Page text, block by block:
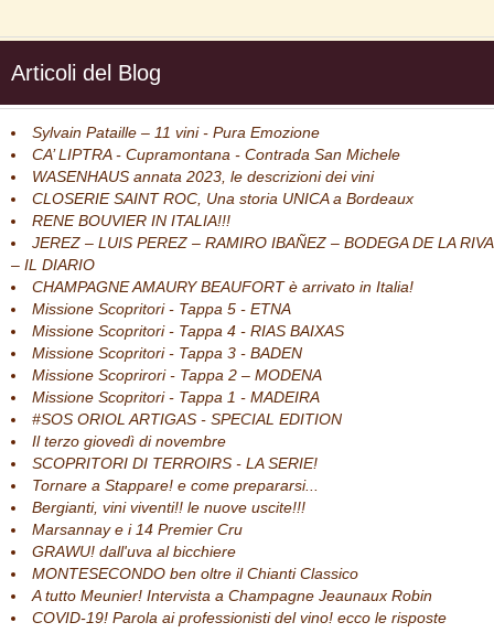
Articoli del Blog
Sylvain Pataille – 11 vini - Pura Emozione
CA’ LIPTRA - Cupramontana - Contrada San Michele
WASENHAUS annata 2023, le descrizioni dei vini
CLOSERIE SAINT ROC, Una storia UNICA a Bordeaux
RENE BOUVIER IN ITALIA!!!
JEREZ – LUIS PEREZ – RAMIRO IBAÑEZ – BODEGA DE LA RIVA
– IL DIARIO
CHAMPAGNE AMAURY BEAUFORT è arrivato in Italia!
Missione Scopritori - Tappa 5 - ETNA
Missione Scopritori - Tappa 4 - RIAS BAIXAS
Missione Scopritori - Tappa 3 - BADEN
Missione Scoprirori - Tappa 2 – MODENA
Missione Scopritori - Tappa 1 - MADEIRA
#SOS ORIOL ARTIGAS - SPECIAL EDITION
Il terzo giovedì di novembre
SCOPRITORI DI TERROIRS - LA SERIE!
Tornare a Stappare! e come prepararsi...
Bergianti, vini viventi!! le nuove uscite!!!
Marsannay e i 14 Premier Cru
GRAWU! dall'uva al bicchiere
MONTESECONDO ben oltre il Chianti Classico
A tutto Meunier! Intervista a Champagne Jeaunaux Robin
COVID-19! Parola ai professionisti del vino! ecco le risposte